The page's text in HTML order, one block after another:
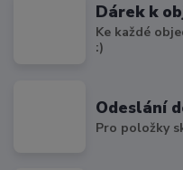
Dárek k
Ke každé
:)
Odeslání
Pro položky